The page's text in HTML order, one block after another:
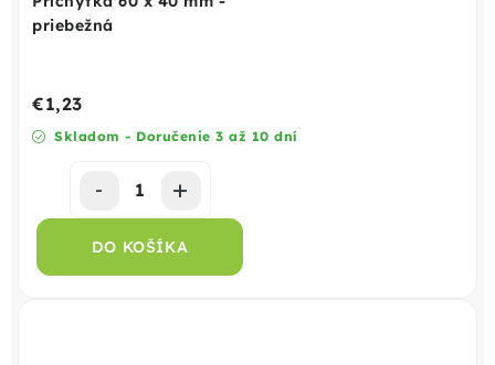
priebežná
Skladom - Doručenie 3 až 10 dní
€1,23
DO KOŠÍKA